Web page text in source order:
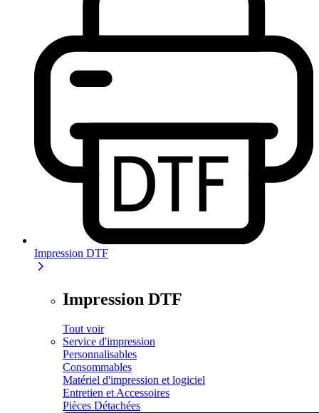
Impression DTF
Impression DTF
Tout voir
Service d'impression
Personnalisables
Consommables
Matériel d'impression et logiciel
Entretien et Accessoires
Pièces Détachées